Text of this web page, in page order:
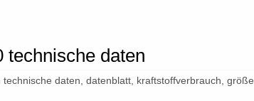
technische daten
daten, datenblatt, kraftstoffverbrauch, größe